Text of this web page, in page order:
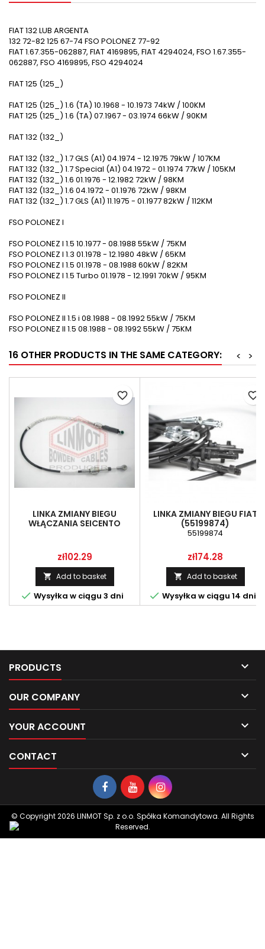
FIAT 132 LUB ARGENTA
132 72-82 125 67-74 FSO POLONEZ 77-92
FIAT 1.67.355-062887, FIAT 4169895, FIAT 4294024, FSO 1.67.355-
062887, FSO 4169895, FSO 4294024
FIAT 125 (125_)
FIAT 125 (125_) 1.6 (TA) 10.1968 - 10.1973 74kW / 100KM
FIAT 125 (125_) 1.6 (TA) 07.1967 - 03.1974 66kW / 90KM
FIAT 132 (132_)
FIAT 132 (132_) 1.7 GLS (A1) 04.1974 - 12.1975 79kW / 107KM
FIAT 132 (132_) 1.7 Special (A1) 04.1972 - 01.1974 77kW / 105KM
FIAT 132 (132_) 1.6 01.1976 - 12.1982 72kW / 98KM
FIAT 132 (132_) 1.6 04.1972 - 01.1976 72kW / 98KM
FIAT 132 (132_) 1.7 GLS (A1) 11.1975 - 01.1977 82kW / 112KM
FSO POLONEZ I
FSO POLONEZ I 1.5 10.1977 - 08.1988 55kW / 75KM
FSO POLONEZ I 1.3 01.1978 - 12.1980 48kW / 65KM
FSO POLONEZ I 1.5 01.1978 - 08.1988 60kW / 82KM
FSO POLONEZ I 1.5 Turbo 01.1978 - 12.1991 70kW / 95KM
FSO POLONEZ II
FSO POLONEZ II 1.5 i 08.1988 - 08.1992 55kW / 75KM
FSO POLONEZ II 1.5 08.1988 - 08.1992 55kW / 75KM
16 OTHER PRODUCTS IN THE SAME CATEGORY: >
<
LINKA ZMIANY BIEGU
WŁĄCZANIA SEICENTO
Price
zł102.29
 Add to basket
 Wysyłka w ciągu 3 dni
favorite_border
LINKA ZMIANY BIEGU FIAT
(55199874)
55199874
Price
zł174.28
 Add to basket
 Wysyłka w ciągu 14 dni
favorite_border
PRODUCTS 
OUR COMPANY 
YOUR ACCOUNT 
CONTACT 
© Copyright 2026 LINMOT Sp. z o.o. Spółka Komandytowa. All Rights
Reserved.